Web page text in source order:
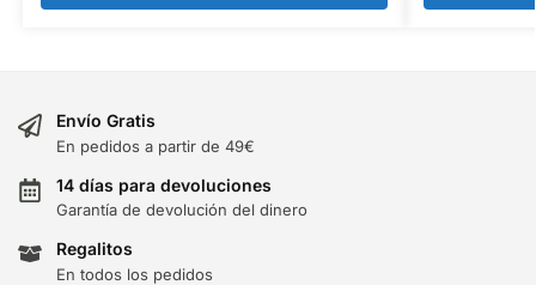
Envío Gratis
En pedidos a partir de 49€
14 días para devoluciones
Garantía de devolución del dinero
Regalitos
En todos los pedidos